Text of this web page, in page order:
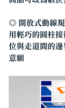
◎ 開放式動線
用輕巧的圓柱
位與走道間的
意願